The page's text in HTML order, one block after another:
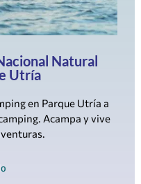
Natural
Utría
en Parque Utría a
Acampa y vive